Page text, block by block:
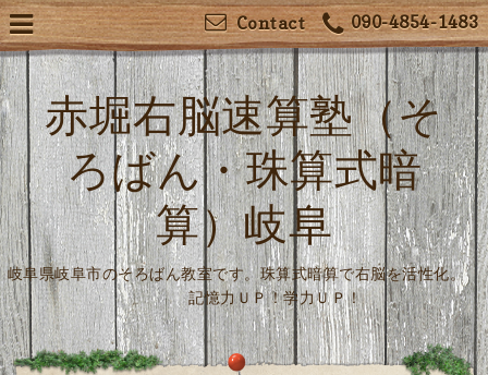
090-4854-1483
Contact
赤堀右脳速算塾（そ
ろばん・珠算式暗
算）岐阜
岐阜県岐阜市のそろばん教室です。珠算式暗算で右脳を活性化。
記憶力ＵＰ！学力ＵＰ！